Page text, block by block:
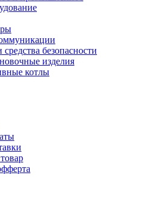
средства безопасности
изделия
котлы